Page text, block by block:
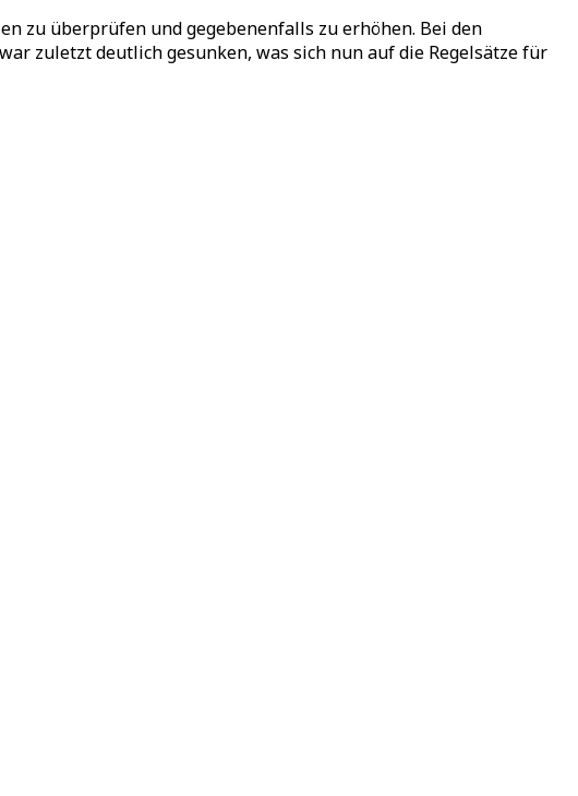
zu überprüfen und gegebenenfalls zu erhöhen. Bei den
zuletzt deutlich gesunken, was sich nun auf die Regelsätze für